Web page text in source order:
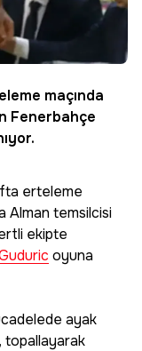
maçında
Fenerbahçe
erteleme
Alman temsilcisi
ekipte
oyuna
ayak
topallayarak